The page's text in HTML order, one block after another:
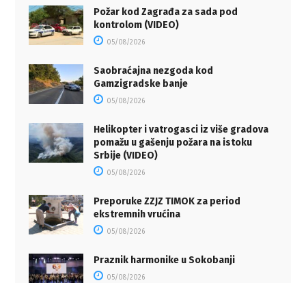
Požar kod Zagrađa za sada pod
kontrolom (VIDEO)
05/08/2026
Saobraćajna nezgoda kod
Gamzigradske banje
05/08/2026
Helikopter i vatrogasci iz više gradova
pomažu u gašenju požara na istoku
Srbije (VIDEO)
05/08/2026
Preporuke ZZJZ TIMOK za period
ekstremnih vrućina
05/08/2026
Praznik harmonike u Sokobanji
05/08/2026